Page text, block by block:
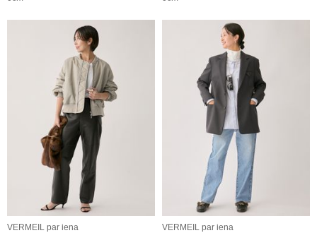
VERMEIL par iena
VERMEIL par iena